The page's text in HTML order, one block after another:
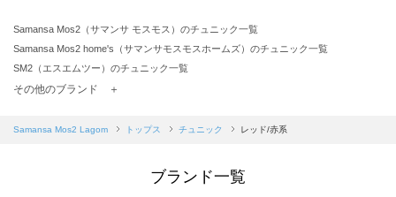
Samansa Mos2（サマンサ モスモス）のチュニック一覧
Samansa Mos2 home's（サマンサモスモスホームズ）のチュニック一覧
SM2（エスエムツー）のチュニック一覧
TSUHARU by Samansa Mos2（ツハルバイサマンサモスモス）のチュニック一覧
Samansa Mos2 blue（サマンサモスモス ブルー）のチュニック一覧
sō4ū（ソウフォーユー）のチュニック一覧
その他のブランド ＋
Samansa Mos2 Lagom トップス チュニック レッド/赤系
ブランド一覧